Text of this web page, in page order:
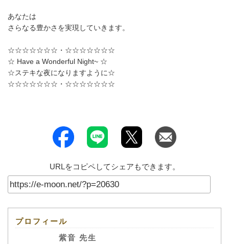
あなたは
さらなる豊かさを実現していきます。
☆☆☆☆☆☆☆・☆☆☆☆☆☆☆
☆ Have a Wonderful Night~ ☆
☆ステキな夜になりますように☆
☆☆☆☆☆☆☆・☆☆☆☆☆☆☆
URLをコピペしてシェアもできます。
プロフィール
紫音 先生